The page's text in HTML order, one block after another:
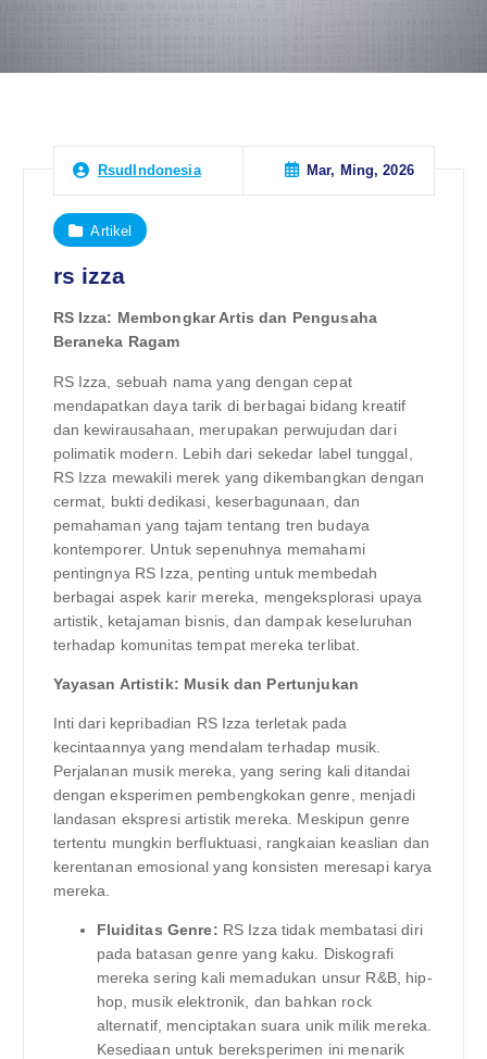
RsudIndonesia Mar, Ming, 2026
Artikel
rs izza
RS Izza: Membongkar Artis dan Pengusaha
Beraneka Ragam
RS Izza, sebuah nama yang dengan cepat
mendapatkan daya tarik di berbagai bidang kreatif
dan kewirausahaan, merupakan perwujudan dari
polimatik modern. Lebih dari sekedar label tunggal,
RS Izza mewakili merek yang dikembangkan dengan
cermat, bukti dedikasi, keserbagunaan, dan
pemahaman yang tajam tentang tren budaya
kontemporer. Untuk sepenuhnya memahami
pentingnya RS Izza, penting untuk membedah
berbagai aspek karir mereka, mengeksplorasi upaya
artistik, ketajaman bisnis, dan dampak keseluruhan
terhadap komunitas tempat mereka terlibat.
Yayasan Artistik: Musik dan Pertunjukan
Inti dari kepribadian RS Izza terletak pada
kecintaannya yang mendalam terhadap musik.
Perjalanan musik mereka, yang sering kali ditandai
dengan eksperimen pembengkokan genre, menjadi
landasan ekspresi artistik mereka. Meskipun genre
tertentu mungkin berfluktuasi, rangkaian keaslian dan
kerentanan emosional yang konsisten meresapi karya
mereka.
Fluiditas Genre: RS Izza tidak membatasi diri
pada batasan genre yang kaku. Diskografi
mereka sering kali memadukan unsur R&B, hip-
hop, musik elektronik, dan bahkan rock
alternatif, menciptakan suara unik milik mereka.
Kesediaan untuk bereksperimen ini menarik